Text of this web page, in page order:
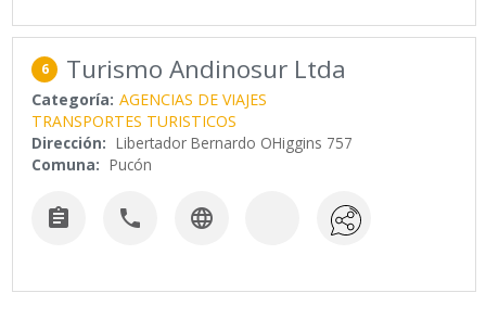
6 Turismo Andinosur Ltda
Categoría: AGENCIAS DE VIAJES
TRANSPORTES TURISTICOS
Dirección: Libertador Bernardo OHiggins 757
Comuna: Pucón
  